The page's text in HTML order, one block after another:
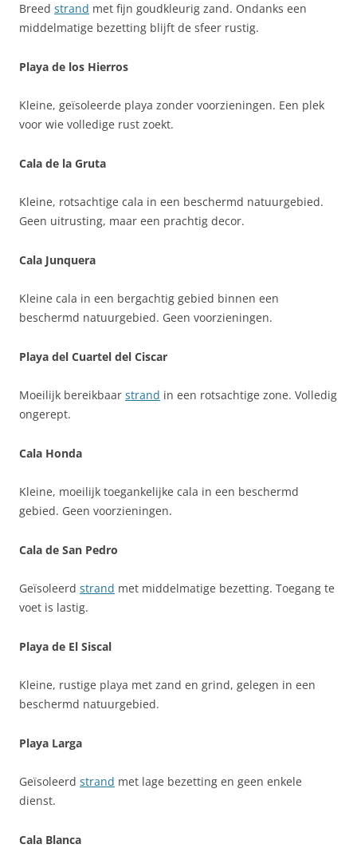
Breed strand met fijn goudkleurig zand. Ondanks een
middelmatige bezetting blijft de sfeer rustig.
Playa de los Hierros
Kleine, geïsoleerde playa zonder voorzieningen. Een plek
voor wie volledige rust zoekt.
Cala de la Gruta
Kleine, rotsachtige cala in een beschermd natuurgebied.
Geen uitrusting, maar een prachtig decor.
Cala Junquera
Kleine cala in een bergachtig gebied binnen een
beschermd natuurgebied. Geen voorzieningen.
Playa del Cuartel del Ciscar
Moeilijk bereikbaar strand in een rotsachtige zone. Volledig
ongerept.
Cala Honda
Kleine, moeilijk toegankelijke cala in een beschermd
gebied. Geen voorzieningen.
Cala de San Pedro
Geïsoleerd strand met middelmatige bezetting. Toegang te
voet is lastig.
Playa de El Siscal
Kleine, rustige playa met zand en grind, gelegen in een
beschermd natuurgebied.
Playa Larga
Geïsoleerd strand met lage bezetting en geen enkele
dienst.
Cala Blanca